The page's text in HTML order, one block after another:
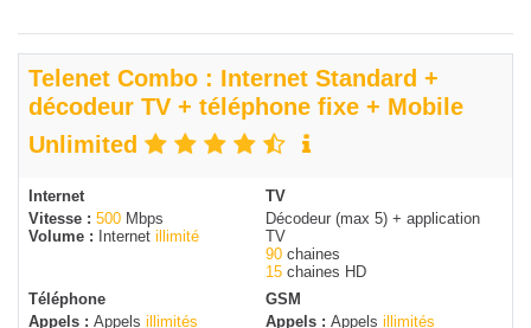
Telenet Combo : Internet Standard +
décodeur TV + téléphone fixe + Mobile
Unlimited
Internet
Vitesse : 500 Mbps
Volume :
Internet illimité
TV
Décodeur (max 5) + application
TV
90 chaines
15 chaines HD
Téléphone
Appels : Appels illimités
GSM
Appels : Appels illimités